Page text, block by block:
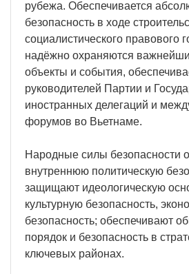
рубежа. Обеспечивается
безопасность в ходе
социалистического правового
надёжно охраняются
объекты и события,
руководителей Партии и
иностранных делегаций и
форумов во Вьетнаме.
Народные силы безопасности
внутреннюю политическую
защищают идеологическую
культурную безопасность,
безопасность; обеспечивают
порядок и безопасность в
ключевых районах.